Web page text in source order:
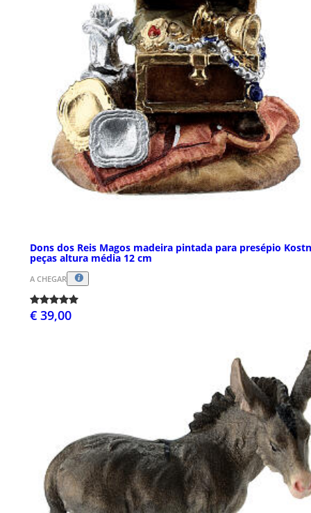
Dons dos Reis Magos madeira pintada para presépio
peças altura média 12 cm
A CHEGAR
€ 39,00